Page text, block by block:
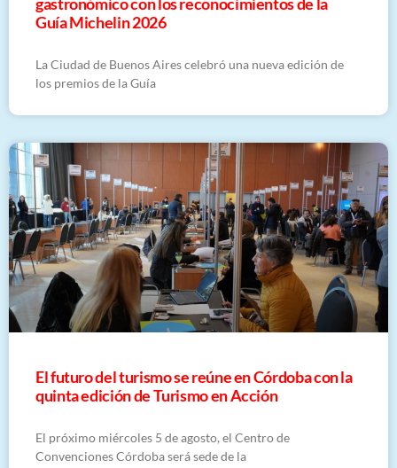
Guía Michelin 2026
La Ciudad de Buenos Aires celebró una nueva edición de
los premios de la Guía
El futuro del turismo se reúne en Córdoba con la
quinta edición de Turismo en Acción
El próximo miércoles 5 de agosto, el Centro de
Convenciones Córdoba será sede de la